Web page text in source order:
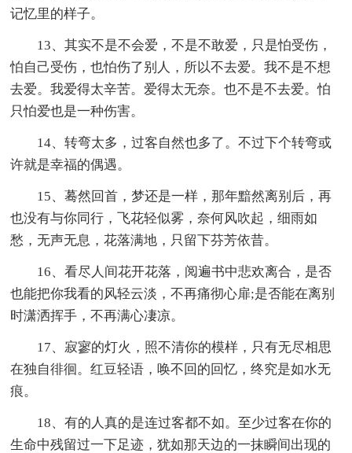
记忆里的样子。
13、其实不是不会爱，不是不敢爱，只是怕受伤，
怕自己受伤，也怕伤了别人，所以不去爱。我不是不想
去爱。我爱得太辛苦。爱得太无奈。也不是不去爱。怕
只怕爱也是一种伤害。
14、转弯太多，过客自然也多了。不过下个转弯或
许就是幸福的偶遇。
15、蓦然回首，梦还是一样，那年黯然离别后，再
也没有与你同行，飞花轻似雾，奈何风吹起，细雨如
愁，无声无息，花落满地，只留下芬芳依昔。
16、看尽人间花开花落，阅遍书中悲欢离合，是否
也能把你我看的风轻云淡，不再痛彻心扉;是否能在离别
时潇洒挥手，不再满心凄凉。
17、寂寥的灯火，照不清你的模样，只有无尽相思
在独自徘徊。红豆轻语，唤不回的回忆，终究是如水无
痕。
18、有的人真的是连过客都不如。至少过客在你的
生命中残留过一下足迹，犹如那天边的一抹瞬间出现的